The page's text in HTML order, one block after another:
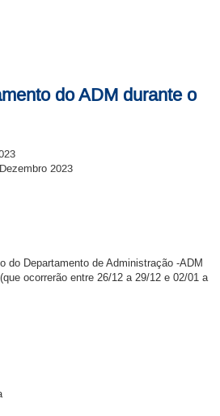
do ADM durante o
2023
do Departamento de Administração -ADM
ocorrerão entre 26/12 a 29/12 e 02/01 a